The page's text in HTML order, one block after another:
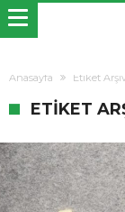
Anasayfa Etiket
ETIKET